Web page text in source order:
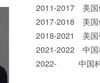
2011-2017 美国
2017-2018 美
2018-2021 美国
2021-2022 中
2022-
中国